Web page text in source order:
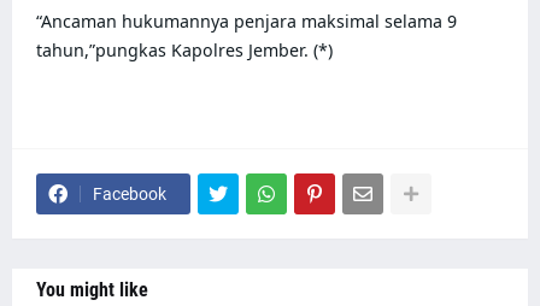
“Ancaman hukumannya penjara maksimal selama 9
tahun,”pungkas Kapolres Jember. (*)
Facebook
You might like